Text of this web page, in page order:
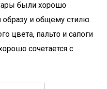
были хорошо
образу и общему стилю.
цвета, пальто и сапоги
сочетается с